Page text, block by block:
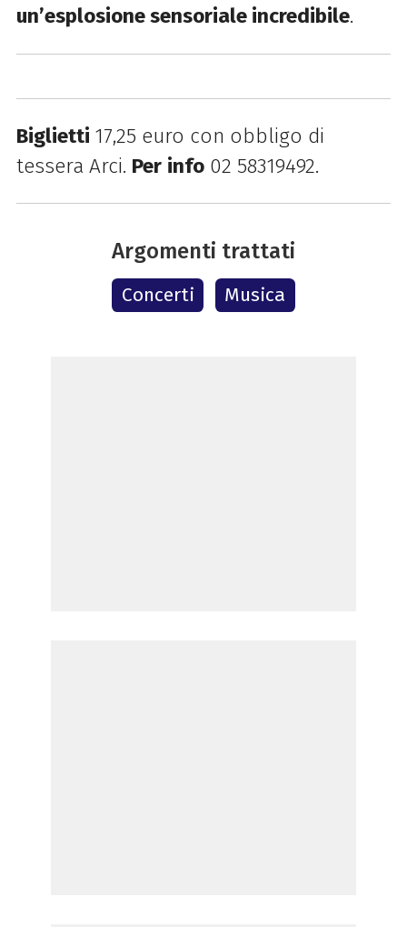
un’esplosione sensoriale incredibile.
Biglietti 17,25 euro con obbligo di
tessera Arci. Per info02 58319492.
Argomenti trattati
Concerti Musica